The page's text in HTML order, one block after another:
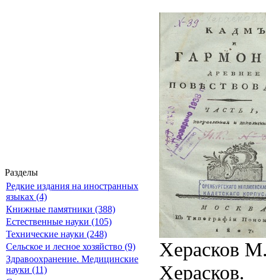
Разделы
Редкие издания на иностранных
языках (4)
Книжные памятники (388)
Естественные науки (105)
Технические науки (248)
Сельское и лесное хозяйство (9)
Здравоохранение. Медицинские
науки (11)
Херасков
Херасков.